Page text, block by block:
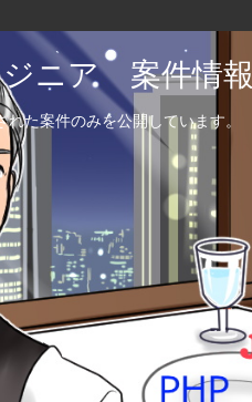
ニア 案件情報
た案件のみを公開しています。